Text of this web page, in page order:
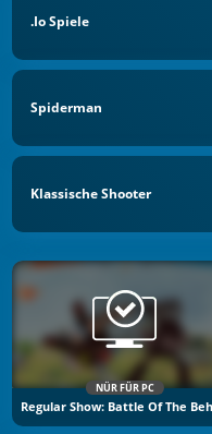
.io Spiele
Spiderman
Klassische Shooter
NÜR FÜR PC